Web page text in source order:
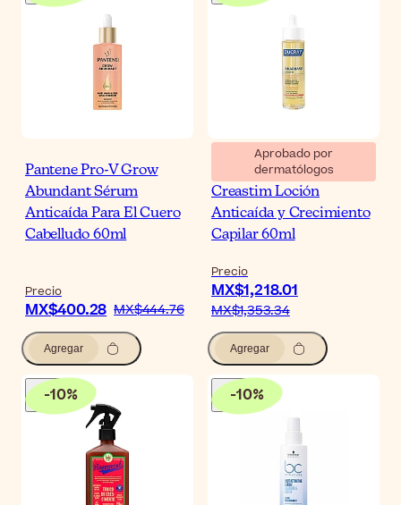
Pantene Pro-V Grow
Abundant Sérum
Anticaída Para El Cuero
Cabelludo 60ml
Precio
MX$400.28 MX$444.76
Agregar
Aprobado por
dermatólogos
Ducray Anaphase
Creastim Loción
Anticaída y Crecimiento
Capilar 60ml
Precio
MX$1,218.01
MX$1,353.34
Agregar
-10% -10%